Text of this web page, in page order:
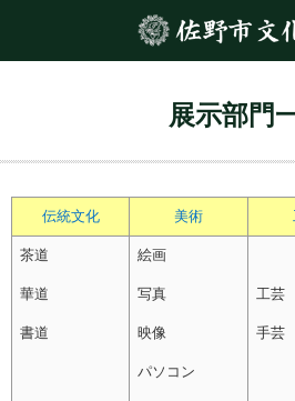
展示部門
伝統文化 美術
茶道
華道
書道
絵画
写真
映像
パソコン
工芸
手芸